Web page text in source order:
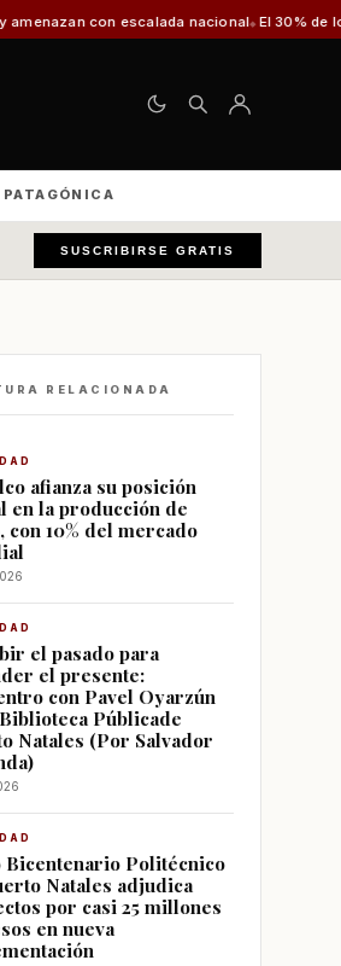
El 30% de los vehículos fiscalizados en
PATAGÓNICA
SUSCRIBIRSE GRATIS
RELACIONADA
afianza su posición
en la producción de
con 10% del mercado
el pasado para
el presente:
con Pavel Oyarzún
Públicade
Natales (Por Salvador
Bicentenario Politécnico
Natales adjudica
por casi 25 millones
en nueva